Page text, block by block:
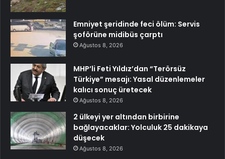
Emniyet şeridinde feci ölüm: Servis
şoförüne midibüs çarptı
Ağustos 8, 2026
MHP’li Feti Yıldız’dan “Terörsüz
Türkiye” mesajı: Yasal düzenlemeler
kalıcı sonuç üretecek
Ağustos 8, 2026
2 ülkeyi yer altından birbirine
bağlayacaklar: Yolculuk 25 dakikaya
düşecek
Ağustos 8, 2026